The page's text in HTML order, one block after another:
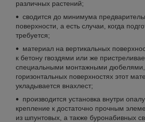
различных растений;
сводится до минимума
поверхности, а есть случаи, когда
требуется;
материал на вертикальных
к бетону гвоздями или же
специальными монтажными
горизонтальных поверхностях этот
укладывается внахлест;
производится установка внутри
крепление к достаточно прочным
из шпунтовых, а также буронабивных